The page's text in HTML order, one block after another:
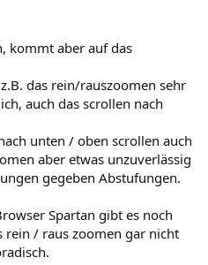
kommt aber auf das
das rein/rauszoomen sehr
auch das scrollen nach
unten / oben scrollen auch
aber etwas unzuverlässig
gegeben Abstufungen.
Spartan gibt es noch
rein / raus zoomen gar nicht